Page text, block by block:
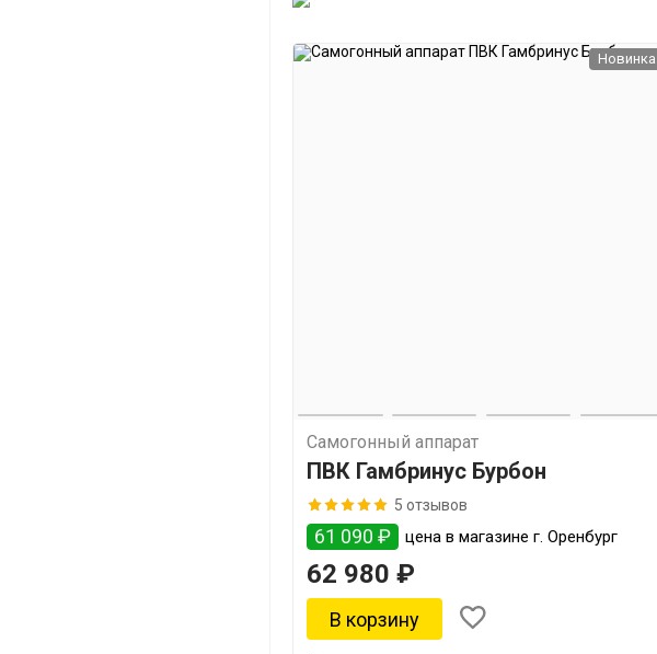
Новинка
Самогонный аппарат
ПВК Гамбринус Бурбон
5 отзывов
61 090 ₽ цена в магазине г. Оренбург
62 980 ₽